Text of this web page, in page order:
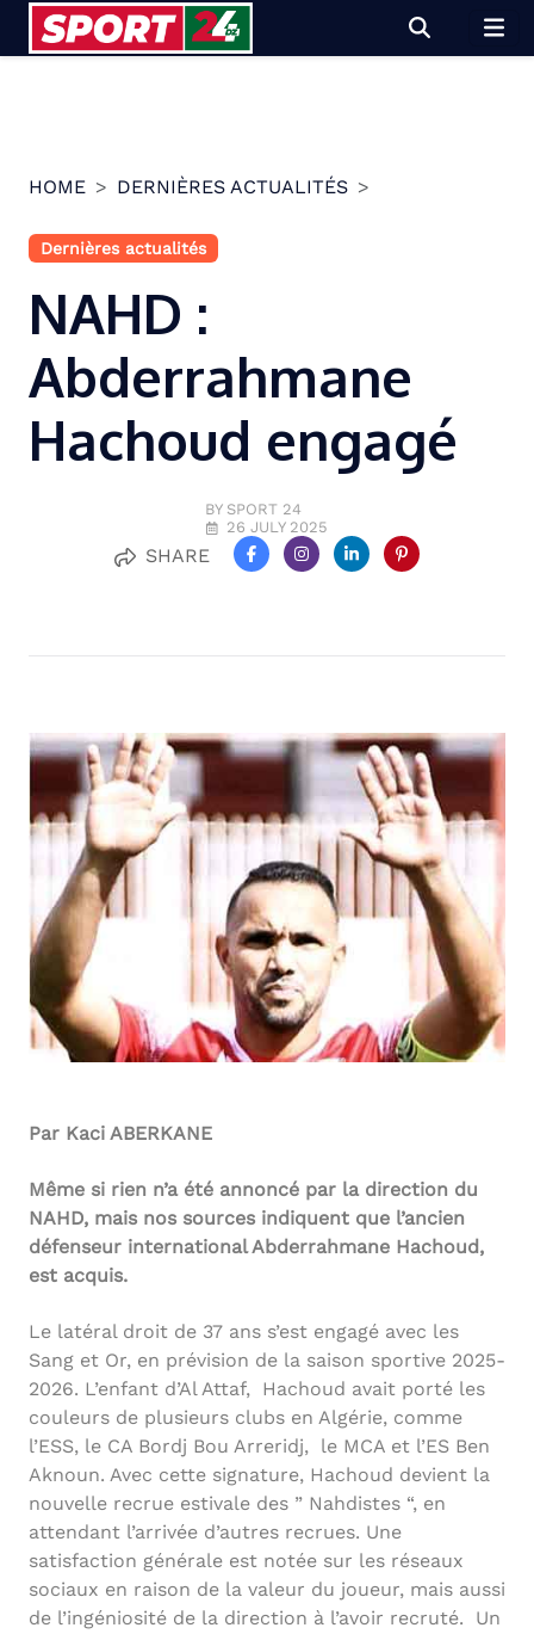
HOME DERNIÈRES ACTUALITÉS
Dernières actualités
NAHD :
Abderrahmane
Hachoud engagé
BY SPORT 24
26 JULY 2025
SHARE
Par Kaci ABERKANE
Même si rien n’a été annoncé par la direction du
NAHD, mais nos sources indiquent que l’ancien
défenseur international Abderrahmane Hachoud,
est acquis.
Le latéral droit de 37 ans s’est engagé avec les
Sang et Or, en prévision de la saison sportive 2025-
2026. L’enfant d’Al Attaf, Hachoud avait porté les
couleurs de plusieurs clubs en Algérie, comme
l’ESS, le CA Bordj Bou Arreridj, le MCA et l’ES Ben
Aknoun. Avec cette signature, Hachoud devient la
nouvelle recrue estivale des ” Nahdistes “, en
attendant l’arrivée d’autres recrues. Une
satisfaction générale est notée sur les réseaux
sociaux en raison de la valeur du joueur, mais aussi
de l’ingéniosité de la direction à l’avoir recruté. Un